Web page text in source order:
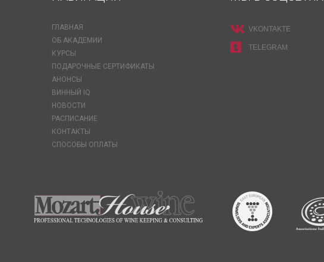
ГЛАВНАЯ
ОБ АКАДЕМИИ
КУРСЫ
ПОДАРОЧНЫЕ СЕРТИФИКАТЫ
АНОНСЫ
ВИННЫЙ IQ
НОВОСТИ
РАСПИСАНИЕ
КОНТАКТЫ
СПОСОБЫ ОПЛАТЫ
VKONTAKTE
TELEGRAM